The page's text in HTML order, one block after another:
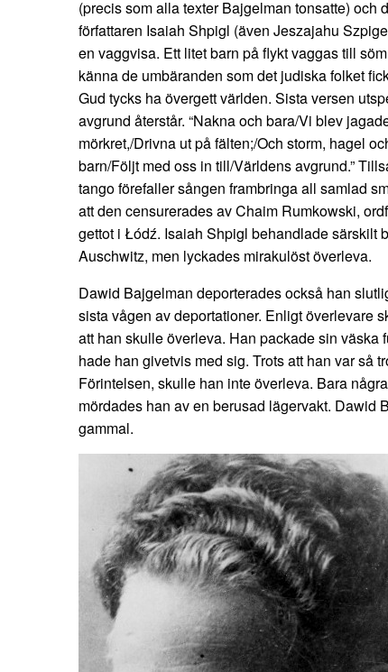
(precis som alla texter Bajgelman tonsatte) och
författaren Isaiah Shpigl (även Jeszajahu
en vaggvisa. Ett litet barn på flykt vaggas till
känna de umbäranden som det judiska folket
Gud tycks ha övergett världen. Sista versen
avgrund återstår. “Nakna och bara/Vi blev
mörkret,/Drivna ut på fälten;/Och storm, hagel
barn/Följt med oss in till/Världens avgrund.”
tango förefaller sången frambringa all samlad
att den censurerades av Chaim Rumkowski,
gettot i Łódź. Isaiah Shpigl behandlade särskilt
Auschwitz, men lyckades mirakulöst överleva.
Dawid Bajgelman deporterades också han
sista vågen av deportationer. Enligt överlevare
att han skulle överleva. Han packade sin väska
hade han givetvis med sig. Trots att han var så
Förintelsen, skulle han inte överleva. Bara
mördades han av en berusad lägervakt. Dawid
gammal.